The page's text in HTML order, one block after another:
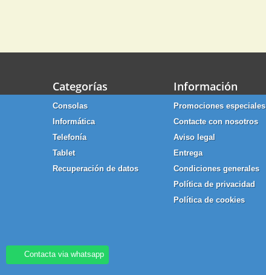
Contacta via whatsapp
Categorías
Consolas
Informática
Telefonía
Tablet
Recuperación de datos
Información
Promociones especiales
Contacte con nosotros
Aviso legal
Entrega
Condiciones generales
Política de privacidad
Política de cookies